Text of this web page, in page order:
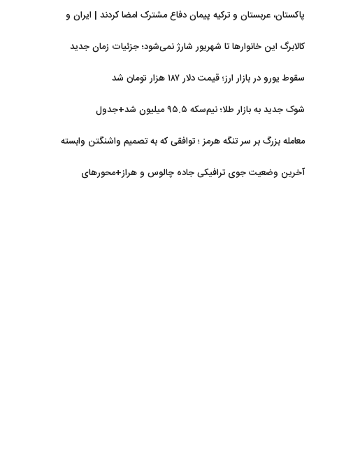
پاکستان، عربستان و ترکیه پیمان دفاع مشترک امضا کردند | ایران و
کالابرگ این خانوارها تا شهریور شارژ نمی‌شود؛ جزئیات زمان جدید
سقوط یورو در بازار ارز؛ قیمت دلار ۱۸۷ هزار تومان شد
شوک جدید به بازار طلا؛ نیم‌سکه ۹۵.۵ میلیون شد+جدول
معامله بزرگ بر سر تنگه هرمز ؛ توافقی که به تصمیم واشنگتن وابسته
آخرین وضعیت جوی ترافیکی جاده چالوس و هراز+محورهای